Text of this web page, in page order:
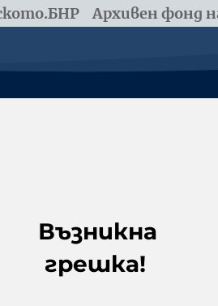
Архивен фонд
Възникна
грешка!